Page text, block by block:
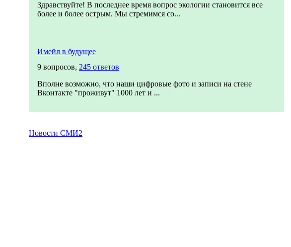
Здравствуйте! В последнее время вопрос экологии становится все
более и более острым. Мы стремимся со...
Имейл в будущее
9 вопросов, 245 ответов
Вполне возможно, что наши цифровые фото и записи на стене
Вконтакте "проживут" 1000 лет и ...
Новости СМИ2